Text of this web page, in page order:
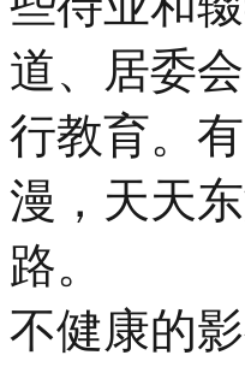
道、居委
行教育。
漫，天天
路。
不健康的